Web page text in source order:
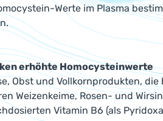
Werte im Plasma
erhöhte Homocysteinwerte
Obst und Vollkornprodukten,
Weizenkeime, Rosen- und
Vitamin B6 (als